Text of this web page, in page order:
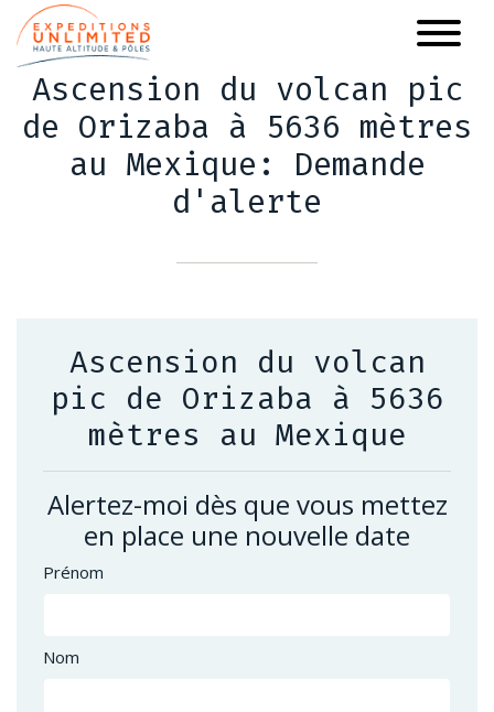
Aller
au
contenu
principal
Ascension du volcan pic
de Orizaba à 5636 mètres
au Mexique: Demande
d'alerte
Ascension du volcan
pic de Orizaba à 5636
mètres au Mexique
Alertez-moi dès que vous mettez
en place une nouvelle date
Prénom
Nom